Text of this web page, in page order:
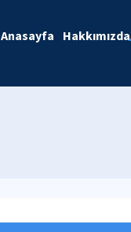
Anasayfa Hakkımızda